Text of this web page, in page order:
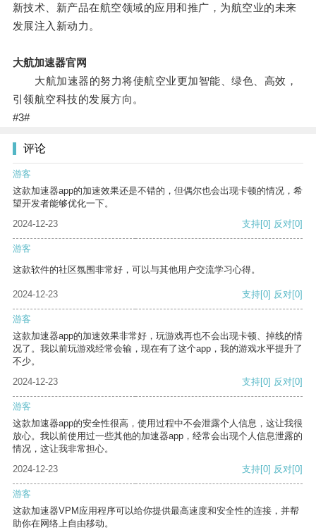
新技术、新产品在航空领域的应用和推广，为航空业的未来
发展注入新动力。
大航加速器官网
大航加速器的努力将使航空业更加智能、绿色、高效，
引领航空科技的发展方向。
#3#
评论
游客
这款加速器app的加速效果还是不错的，但偶尔也会出现卡顿的情况，希
望开发者能够优化一下。
2024-12-23
支持[0] 反对[0]
游客
这款软件的社区氛围非常好，可以与其他用户交流学习心得。
2024-12-23 支持[0] 反对[0]
游客
这款加速器app的加速效果非常好，玩游戏再也不会出现卡顿、掉线的情
况了。我以前玩游戏经常会输，现在有了这个app，我的游戏水平提升了
不少。
2024-12-23
支持[0] 反对[0]
游客
这款加速器app的安全性很高，使用过程中不会泄露个人信息，这让我很
放心。我以前使用过一些其他的加速器app，经常会出现个人信息泄露的
情况，这让我非常担心。
2024-12-23
支持[0] 反对[0]
游客
这款加速器VPM应用程序可以给你提供最高速度和安全性的连接，并帮
助你在网络上自由移动。